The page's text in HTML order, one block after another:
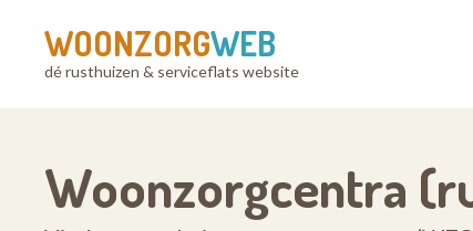
WOONZORGWEB
dé rusthuizen & serviceflats website
Woonzorgcentra